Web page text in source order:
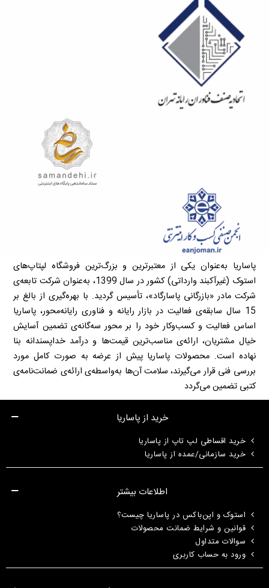
پاساریا به‌عنوان یکی از معتبرترین و بزرگ‌ترین فروشگاه لپتاپ‌های
استوک (غیرآکبند وارداتی) کشور در سال 1399، به‌عنوان شرکت تابعه‌ی
شرکت مادر «بازرگانی پاسارگاد»، تأسیس گردید. با بهره‌گیری از بالغ بر
15 سال سابقه‌ی فعالیت در بازار رایانه و فناوری رایانه‌محور، پاساریا
اساس فعالیت و کسب‌وکار خود را بر محور سه‌گانه‌ی تضمین آسایش
خیال مشتریان، ارائه‌ی مناسب‌ترین قیمت‌ها و درآمد خداپسندانه بنا
نهاده است. محصولات پاساریا پیش از عرضه به صورت کامل مورد
بررسی فنی قرار می‌گیرند، سلامت آن‌ها به‌واسطه‌ی ارائه‌ی ضمانت‌نامه‌ی
کتبی تضمین می‌گردد
خرید از پاساریا
خرید اقساطی لپ تاپ از پاساریا
خرید سازمانی/عمده از پاساریا
اطلاعات بیشتر
استوک و اپن‌باکس در پاساریا چیست؟
قوانین و شرایط ضمانت محصولات
سوالات متداول
ورود به حساب کاربری